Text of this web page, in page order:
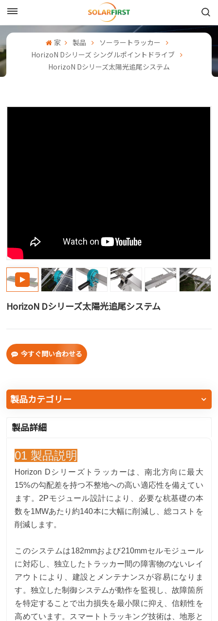
English
بالعربية
家 製品
ソーラートラッカー
Horizo​​n Dシリーズ シングルポイントドライブ
Horizo​​n Dシリーズ太陽光追尾システム
Horizo​​n Dシリーズ太陽光追尾システム
今すぐ問い合わせる
製品カテゴリー
製品詳細
01 製品説明
Horizo​​n Dシリーズトラッカーは、南北方向に最大
15%の勾配差を持つ不整地への高い適応性を備えてい
ます。2Pモジュール設計により、必要な杭基礎の本
数を1MWあたり約140本に大幅に削減し、総コストを
削減します。
このシステムは182mmおよび210mmセルモジュール
に対応し、独立したトラッカー間の障害物のないレイ
アウトにより、建設とメンテナンスが容易になりま
す。独立した制御システムが動作を監視し、故障箇所
を特定することで出力損失を最小限に抑え、信頼性を
高めています。スマートトラッキング技術は、地形と